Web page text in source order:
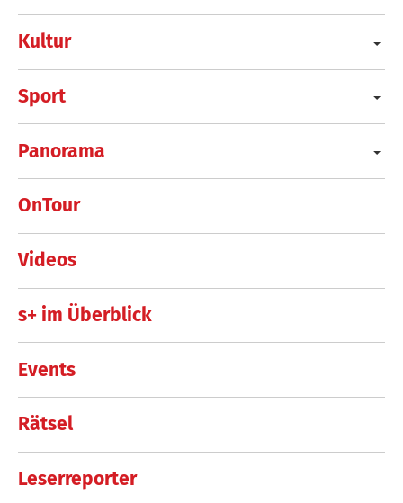
Kultur
Sport
Panorama
OnTour
Videos
s+ im Überblick
Events
Rätsel
Leserreporter